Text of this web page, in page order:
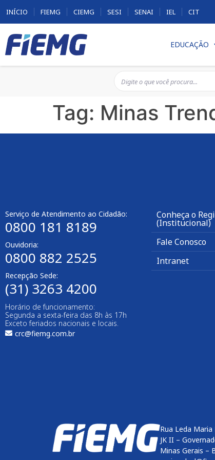
INÍCIO FIEMG CIEMG SESI SENAI IEL CIT
EDUCAÇÃO
Tag: Minas
Serviço de Atendimento ao Cidadão:
0800 181 8189
Ouvidoria:
0800 882 2525
Recepção Sede:
(31) 3263 4200
Horário de funcionamento:
Segunda a sexta-feira das 8h às 17h
Exceto feriados nacionais e locais.
crc@fiemg.com.br
Conheça o
(Institucional)
Fale Conosco
Intranet
Rua Leda
JK II –
Minas Gerais –